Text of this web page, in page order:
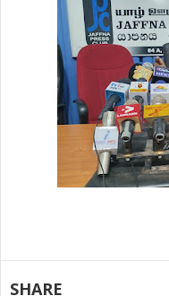
SHARE